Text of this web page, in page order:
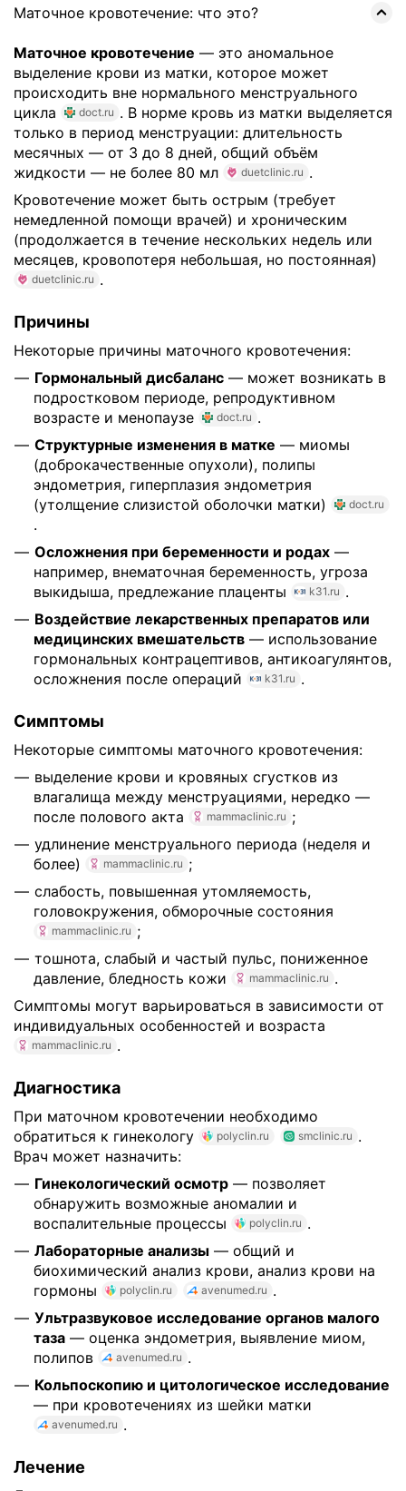
Маточное кровотечение: что это?
Маточное кровотечение — это аномальное
выделение крови из матки, которое может
происходить вне нормального менструального
цикла
doct.ru . В норме кровь из матки выделяется
только в период менструации: длительность
месячных — от 3 до 8 дней, общий объём
жидкости — не более 80 мл
duetclinic.ru .
Кровотечение может быть острым (требует
немедленной помощи врачей) и хроническим
(продолжается в течение нескольких недель или
месяцев, кровопотеря небольшая, но постоянная)
duetclinic.ru .
Причины
Некоторые причины маточного кровотечения:
Гормональный дисбаланс — может возникать в
подростковом периоде, репродуктивном
возрасте и менопаузе
doct.ru .
Структурные изменения в матке — миомы
(доброкачественные опухоли), полипы
эндометрия, гиперплазия эндометрия
(утолщение слизистой оболочки матки)
doct.ru
.
Осложнения при беременности и родах —
например, внематочная беременность, угроза
выкидыша, предлежание плаценты
k31.ru .
Воздействие лекарственных препаратов или
медицинских вмешательств — использование
гормональных контрацептивов, антикоагулянтов,
осложнения после операций
k31.ru .
Симптомы
Некоторые симптомы маточного кровотечения:
выделение крови и кровяных сгустков из
влагалища между менструациями, нередко —
после полового акта
mammaclinic.ru ;
удлинение менструального периода (неделя и
более)
mammaclinic.ru ;
слабость, повышенная утомляемость,
головокружения, обморочные состояния
mammaclinic.ru ;
тошнота, слабый и частый пульс, пониженное
давление, бледность кожи
mammaclinic.ru .
Симптомы могут варьироваться в зависимости от
индивидуальных особенностей и возраста
mammaclinic.ru .
Диагностика
При маточном кровотечении необходимо
обратиться к гинекологу
polyclin.ru smclinic.ru .
Врач может назначить:
Гинекологический осмотр — позволяет
обнаружить возможные аномалии и
воспалительные процессы
polyclin.ru .
Лабораторные анализы — общий и
биохимический анализ крови, анализ крови на
гормоны
polyclin.ru avenumed.ru .
Ультразвуковое исследование органов малого
таза — оценка эндометрия, выявление миом,
полипов
avenumed.ru .
Кольпоскопию и цитологическое исследование
— при кровотечениях из шейки матки
avenumed.ru .
Лечение